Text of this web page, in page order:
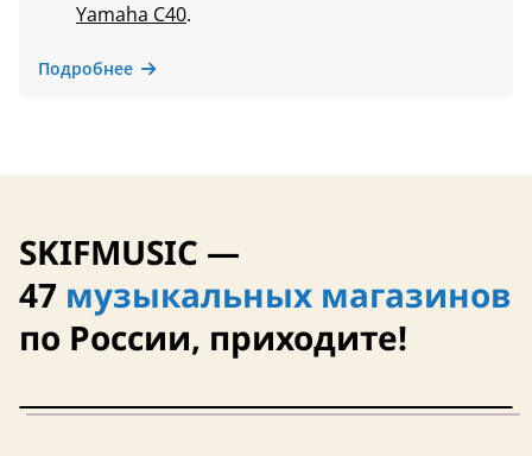
Yamaha C40.
Подробнее
SKIFMUSIC —
47 музыкальных магазинов
по России, приходите!